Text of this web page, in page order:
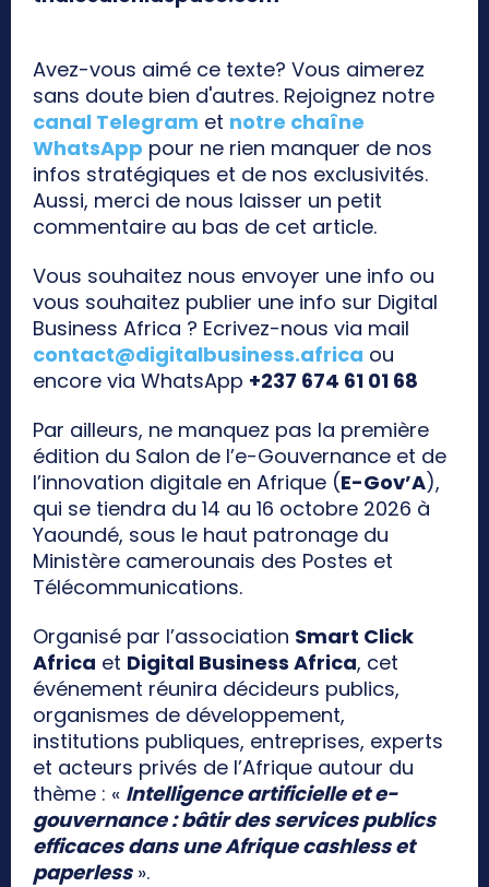
Avez-vous aimé ce texte? Vous aimerez
sans doute bien d'autres. Rejoignez notre
canal Telegram et notre chaîne
WhatsApp pour ne rien manquer de nos
infos stratégiques et de nos exclusivités.
Aussi, merci de nous laisser un petit
commentaire au bas de cet article.
Vous souhaitez nous envoyer une info ou
vous souhaitez publier une info sur Digital
Business Africa ? Ecrivez-nous via mail
contact@digitalbusiness.africa ou
encore via WhatsApp +237 674 61 01 68
Par ailleurs, ne manquez pas la première
édition du Salon de l’e-Gouvernance et de
l’innovation digitale en Afrique (E-Gov’A),
qui se tiendra du 14 au 16 octobre 2026 à
Yaoundé, sous le haut patronage du
Ministère camerounais des Postes et
Télécommunications.
Organisé par l’association Smart Click
Africa et Digital Business Africa, cet
événement réunira décideurs publics,
organismes de développement,
institutions publiques, entreprises, experts
et acteurs privés de l’Afrique autour du
thème : « Intelligence artificielle et e-
gouvernance : bâtir des services publics
efficaces dans une Afrique cashless et
paperless».